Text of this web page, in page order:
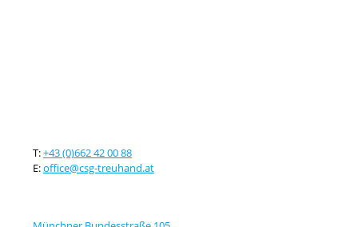
T:+43 (0)662 42 00 88
E:office@csg-treuhand.at